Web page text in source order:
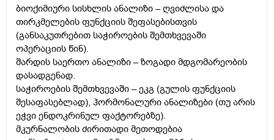
ბიოქიმიური სისხლის ანალიზი – ღვიძლისა და
თირკმელების ფუნქციის შეფასებისთვის
(განსაკუთრებით საჭიროების შემთხვევაში
ოპერაციის წინ).
შარდის საერთო ანალიზი – ზოგადი მდგომარეობის
დასადგენად.
საჭიროების შემთხვევაში – ეკგ (გულის ფუნქციის
შესაფასებლად), ჰორმონალური ანალიზები (თუ არის
ეჭვი ენდოკრინულ ფაქტორებზე).
მკურნალობის ძირითადი მეთოდებია